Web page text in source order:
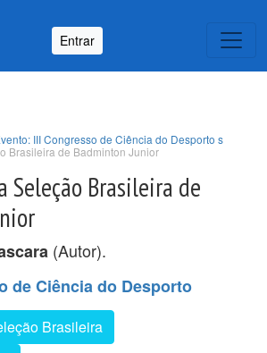
Entrar
III Congresso de Ciência do Desporto s
Brasileira de Badminton Junior
Seleção Brasileira de
(Autor).
de Ciência do Desporto
Brasileira